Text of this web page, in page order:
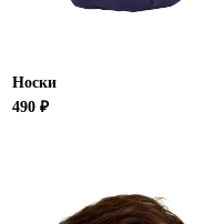
Носки
490 ₽